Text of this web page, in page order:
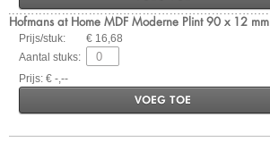
Hofmans at Home MDF Moderne Plint 90 x 12 mm
Prijs/stuk:
€ 16,68
Aantal stuks:
Prijs: € -,--
VOEG TOE